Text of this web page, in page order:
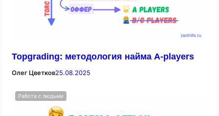
Topgrading: методология найма A-players
Олег Цветков25.08.2025
Работа с людьми